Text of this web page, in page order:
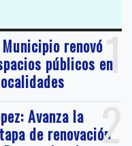
1
renovó
públicos en
2
Avanza la
de renovación